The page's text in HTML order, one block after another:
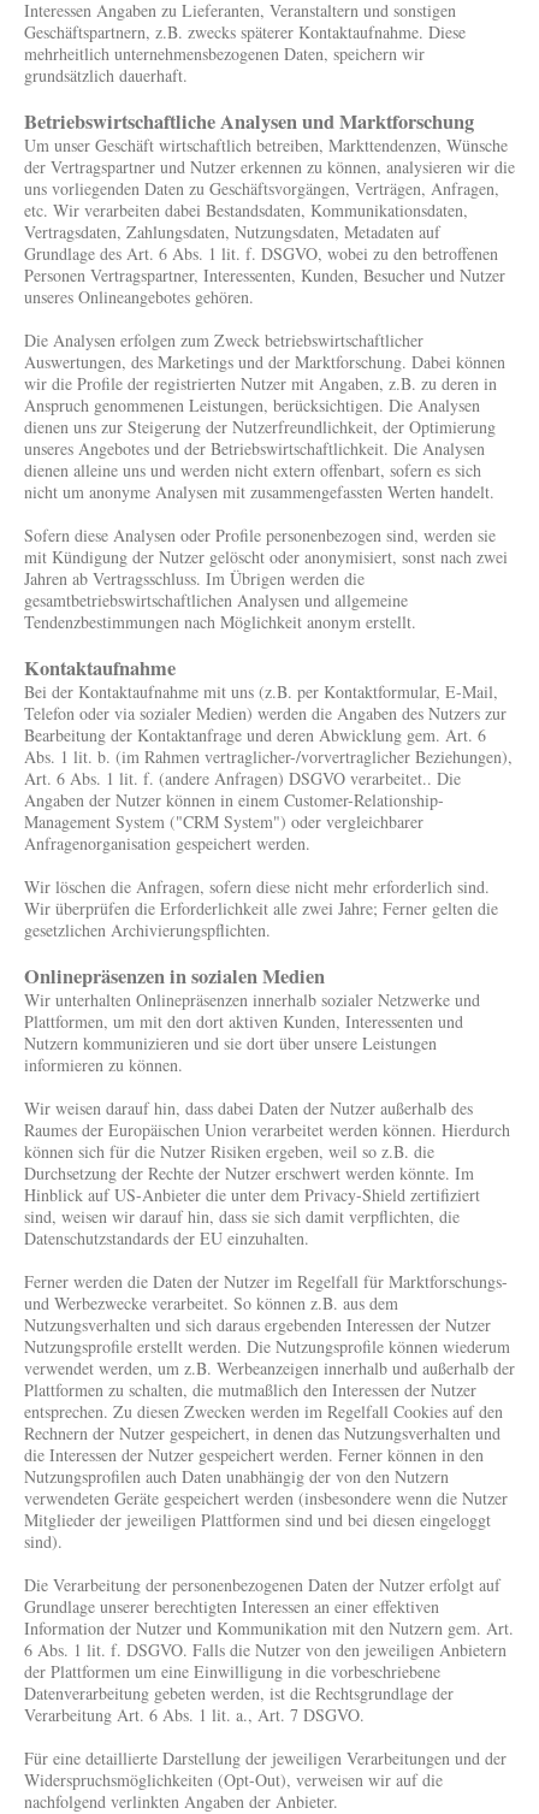
Interessen Angaben zu Lieferanten, Veranstaltern und sonstigen
Geschäftspartnern, z.B. zwecks späterer Kontaktaufnahme. Diese
mehrheitlich unternehmensbezogenen Daten, speichern wir
grundsätzlich dauerhaft.
Betriebswirtschaftliche Analysen und Marktforschung
Um unser Geschäft wirtschaftlich betreiben, Markttendenzen, Wünsche
der Vertragspartner und Nutzer erkennen zu können, analysieren wir die
uns vorliegenden Daten zu Geschäftsvorgängen, Verträgen, Anfragen,
etc. Wir verarbeiten dabei Bestandsdaten, Kommunikationsdaten,
Vertragsdaten, Zahlungsdaten, Nutzungsdaten, Metadaten auf
Grundlage des Art. 6 Abs. 1 lit. f. DSGVO, wobei zu den betroffenen
Personen Vertragspartner, Interessenten, Kunden, Besucher und Nutzer
unseres Onlineangebotes gehören.
Die Analysen erfolgen zum Zweck betriebswirtschaftlicher
Auswertungen, des Marketings und der Marktforschung. Dabei können
wir die Profile der registrierten Nutzer mit Angaben, z.B. zu deren in
Anspruch genommenen Leistungen, berücksichtigen. Die Analysen
dienen uns zur Steigerung der Nutzerfreundlichkeit, der Optimierung
unseres Angebotes und der Betriebswirtschaftlichkeit. Die Analysen
dienen alleine uns und werden nicht extern offenbart, sofern es sich
nicht um anonyme Analysen mit zusammengefassten Werten handelt.
Sofern diese Analysen oder Profile personenbezogen sind, werden sie
mit Kündigung der Nutzer gelöscht oder anonymisiert, sonst nach zwei
Jahren ab Vertragsschluss. Im Übrigen werden die
gesamtbetriebswirtschaftlichen Analysen und allgemeine
Tendenzbestimmungen nach Möglichkeit anonym erstellt.
Kontaktaufnahme
Bei der Kontaktaufnahme mit uns (z.B. per Kontaktformular, E-Mail,
Telefon oder via sozialer Medien) werden die Angaben des Nutzers zur
Bearbeitung der Kontaktanfrage und deren Abwicklung gem. Art. 6
Abs. 1 lit. b. (im Rahmen vertraglicher-/vorvertraglicher Beziehungen),
Art. 6 Abs. 1 lit. f. (andere Anfragen) DSGVO verarbeitet.. Die
Angaben der Nutzer können in einem Customer-Relationship-
Management System ("CRM System") oder vergleichbarer
Anfragenorganisation gespeichert werden.
Wir löschen die Anfragen, sofern diese nicht mehr erforderlich sind.
Wir überprüfen die Erforderlichkeit alle zwei Jahre; Ferner gelten die
gesetzlichen Archivierungspflichten.
Onlinepräsenzen in sozialen Medien
Wir unterhalten Onlinepräsenzen innerhalb sozialer Netzwerke und
Plattformen, um mit den dort aktiven Kunden, Interessenten und
Nutzern kommunizieren und sie dort über unsere Leistungen
informieren zu können.
Wir weisen darauf hin, dass dabei Daten der Nutzer außerhalb des
Raumes der Europäischen Union verarbeitet werden können. Hierdurch
können sich für die Nutzer Risiken ergeben, weil so z.B. die
Durchsetzung der Rechte der Nutzer erschwert werden könnte. Im
Hinblick auf US-Anbieter die unter dem Privacy-Shield zertifiziert
sind, weisen wir darauf hin, dass sie sich damit verpflichten, die
Datenschutzstandards der EU einzuhalten.
Ferner werden die Daten der Nutzer im Regelfall für Marktforschungs-
und Werbezwecke verarbeitet. So können z.B. aus dem
Nutzungsverhalten und sich daraus ergebenden Interessen der Nutzer
Nutzungsprofile erstellt werden. Die Nutzungsprofile können wiederum
verwendet werden, um z.B. Werbeanzeigen innerhalb und außerhalb der
Plattformen zu schalten, die mutmaßlich den Interessen der Nutzer
entsprechen. Zu diesen Zwecken werden im Regelfall Cookies auf den
Rechnern der Nutzer gespeichert, in denen das Nutzungsverhalten und
die Interessen der Nutzer gespeichert werden. Ferner können in den
Nutzungsprofilen auch Daten unabhängig der von den Nutzern
verwendeten Geräte gespeichert werden (insbesondere wenn die Nutzer
Mitglieder der jeweiligen Plattformen sind und bei diesen eingeloggt
sind).
Die Verarbeitung der personenbezogenen Daten der Nutzer erfolgt auf
Grundlage unserer berechtigten Interessen an einer effektiven
Information der Nutzer und Kommunikation mit den Nutzern gem. Art.
6 Abs. 1 lit. f. DSGVO. Falls die Nutzer von den jeweiligen Anbietern
der Plattformen um eine Einwilligung in die vorbeschriebene
Datenverarbeitung gebeten werden, ist die Rechtsgrundlage der
Verarbeitung Art. 6 Abs. 1 lit. a., Art. 7 DSGVO.
Für eine detaillierte Darstellung der jeweiligen Verarbeitungen und der
Widerspruchsmöglichkeiten (Opt-Out), verweisen wir auf die
nachfolgend verlinkten Angaben der Anbieter.